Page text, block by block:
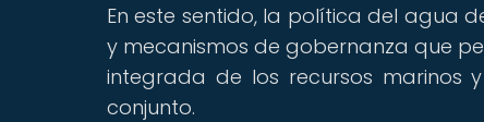
En este sentido, la política del agua
y mecanismos de gobernanza que
integrada de los recursos marinos
conjunto.